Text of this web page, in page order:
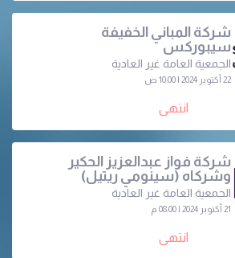
شركة المباني الخفيفة
سيبوركس
الجمعية العامة غير العادية
22 أكتوبر 2024 | 10:00 ص
انتهى
شركة فواز عبدالعزيز الحكير
وشركاه (سينومي ريتيل)
الجمعية العامة غير العادية
21 أكتوبر 2024 | 08:00 م
انتهى